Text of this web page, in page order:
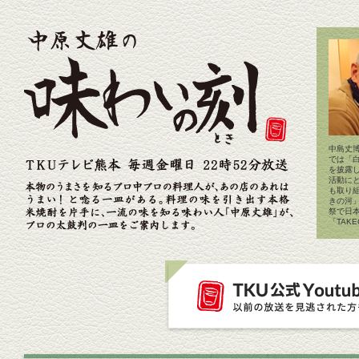
中島丈
では「
を披露
活動に
も取り
きの河
祭で日
「